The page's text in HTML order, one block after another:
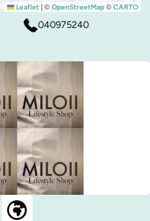
Leaflet | © OpenStreetMap © CARTO
040975240